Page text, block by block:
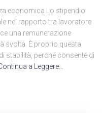
economica Lo stipendio
nel rapporto tra lavoratore
una remunerazione
svolta. È proprio questa
stabilità, perché consente di
a Leggere…